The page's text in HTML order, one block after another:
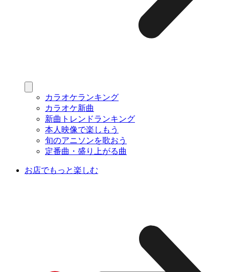
カラオケランキング
カラオケ新曲
新曲トレンドランキング
本人映像で楽しもう
旬のアニソンを歌おう
定番曲・盛り上がる曲
お店でもっと楽しむ